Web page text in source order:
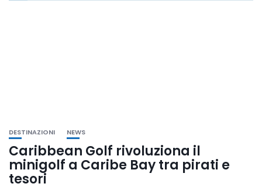
DESTINAZIONI NEWS
Caribbean Golf rivoluziona il
minigolf a Caribe Bay tra pirati e
tesori